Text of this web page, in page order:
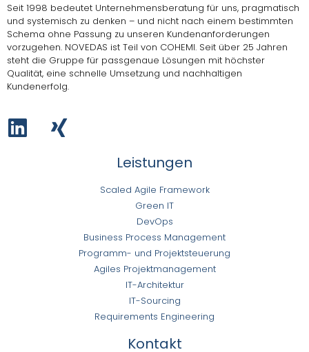
Seit 1998 bedeutet Unternehmensberatung für uns, pragmatisch
und systemisch zu denken – und nicht nach einem bestimmten
Schema ohne Passung zu unseren Kundenanforderungen
vorzugehen. NOVEDAS ist Teil von COHEMI. Seit über 25 Jahren
steht die Gruppe für passgenaue Lösungen mit höchster
Qualität, eine schnelle Umsetzung und nachhaltigen
Kundenerfolg.
Leistungen
Scaled Agile Framework
Green IT
DevOps
Business Process Management
Programm- und Projektsteuerung
Agiles Projektmanagement
IT-Architektur
IT-Sourcing
Requirements Engineering
Kontakt